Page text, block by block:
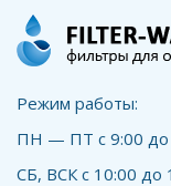
Режим работы:
ПН — ПТ с 9:00 до
СБ, ВСК с 10:00 до